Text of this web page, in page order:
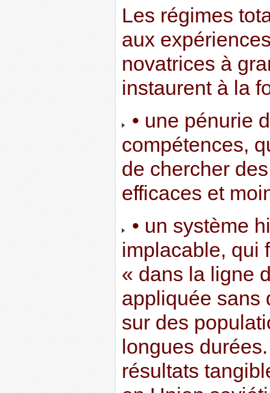
Les régimes
aux
novatrices à
instaurent à la
• une pénurie
compétences,
de chercher
efficaces et
• un système
implacable, qui
« dans la ligne
appliquée sans
sur des
longues
résultats